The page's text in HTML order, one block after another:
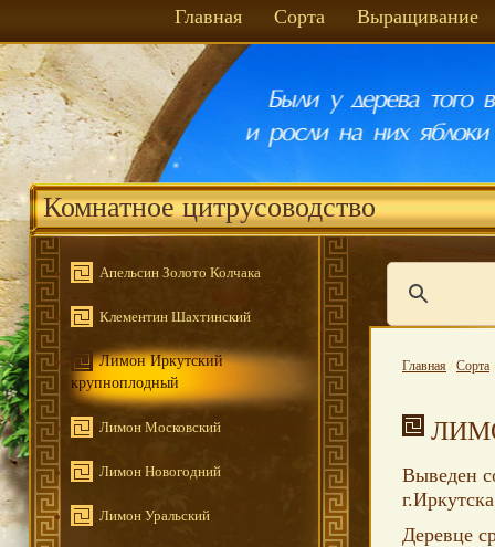
Главная Сорта Выращивание
Комнатное цитрусоводство
Апельсин Золото Колчака
Клементин Шахтинский
Лимон Иркутский
крупноплодный
Лимон Московский
Лимон Новогодний
Лимон Уральский
Главная / Сорта
Выведен
Деревце